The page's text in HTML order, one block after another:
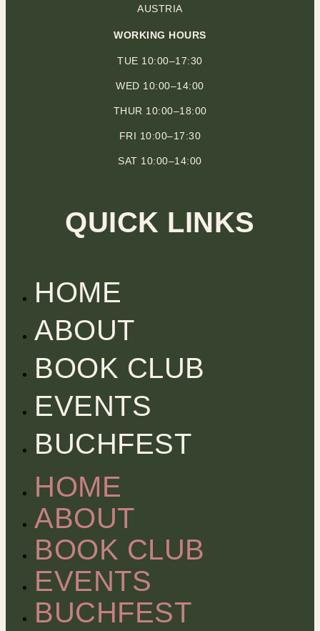
AUSTRIA
WORKING HOURS
TUE 10:00–17:30
WED 10:00–14:00
THUR 10:00–18:00
FRI 10:00–17:30
SAT 10:00–14:00
QUICK LINKS
HOME
ABOUT
BOOK CLUB
EVENTS
BUCHFEST
HOME
ABOUT
BOOK CLUB
EVENTS
BUCHFEST